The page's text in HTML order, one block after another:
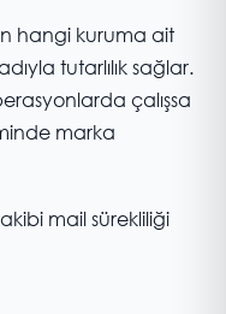
hangi kuruma ait
tutarlılık sağlar.
çalışsa
marka
mail sürekliliği